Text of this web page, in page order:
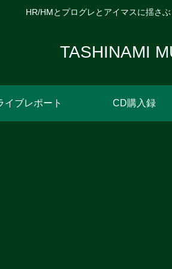
HR/HMとプログレとアイマスに揺さ
TASHINAMI
イブレポート CD購入録